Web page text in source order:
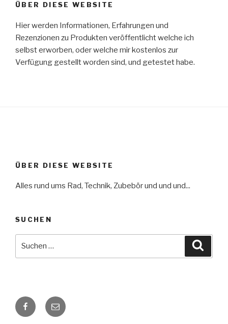
ÜBER DIESE WEBSITE
Hier werden Informationen, Erfahrungen und
Rezenzionen zu Produkten veröffentlicht welche ich
selbst erworben, oder welche mir kostenlos zur
Verfügung gestellt worden sind, und getestet habe.
ÜBER DIESE WEBSITE
Alles rund ums Rad, Technik, Zubebör und und und...
SUCHEN
Facebook
E-
Mail